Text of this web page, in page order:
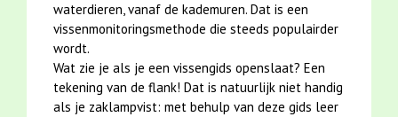
waterdieren, vanaf de kademuren. Dat is een
vissenmonitoringsmethode die steeds populairder
wordt.
Wat zie je als je een vissengids openslaat? Een
tekening van de flank! Dat is natuurlijk niet handig
als je zaklampvist: met behulp van deze gids leer